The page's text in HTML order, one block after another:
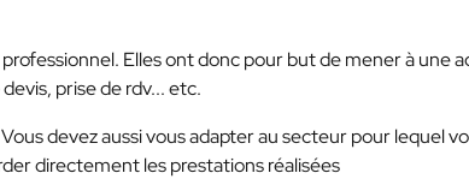
Elles ont donc pour but de mener à une
prise de rdv... etc.
devez aussi vous adapter au secteur pour lequel
directement les prestations réalisées